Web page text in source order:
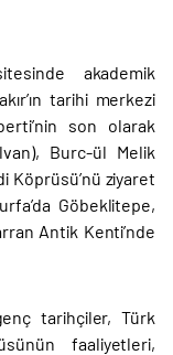
akademik
tarihi merkezi
son olarak
Burc-ül Melik
Köprüsü’nü ziyaret
Göbeklitepe,
Antik Kenti’nde
tarihçiler, Türk
faaliyetleri,